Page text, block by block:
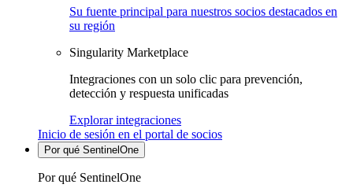
Su fuente principal para nuestros socios destacados en
su región
Singularity Marketplace
Integraciones con un solo clic para prevención,
detección y respuesta unificadas
Explorar integraciones
Inicio de sesión en el portal de socios
Por qué SentinelOne
Por qué SentinelOne